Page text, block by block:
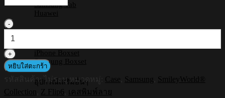
Samsung Tab
Huawei
Boxset
iPhone Boxset
Samsung Boxset
อุปกรณ์เสริมอื่นๆ
SHIELD
เคส
ใส
กระแทก
หยิบใส่ตะกร้า
รหัสสินค้า: ไม่ระบุ หมวดหมู่: Case Samsung
SmileyWorld®
Collection
Z Flip6
เคสพิมพ์ลาย